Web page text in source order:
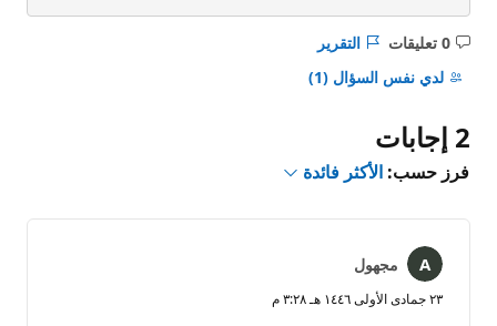
0 تعليقات ليست
هناك
التقرير
لدي نفس السؤال (1)
2 إجابات
فرز حسب: الأكثر فائدة
مجهول
٢٣ جمادى الأولى ١٤٤٦ هـ ٣:٢٨ م